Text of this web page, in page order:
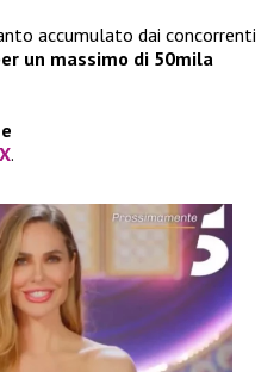
accumulato dai concorrenti
un massimo di 50mila
X.